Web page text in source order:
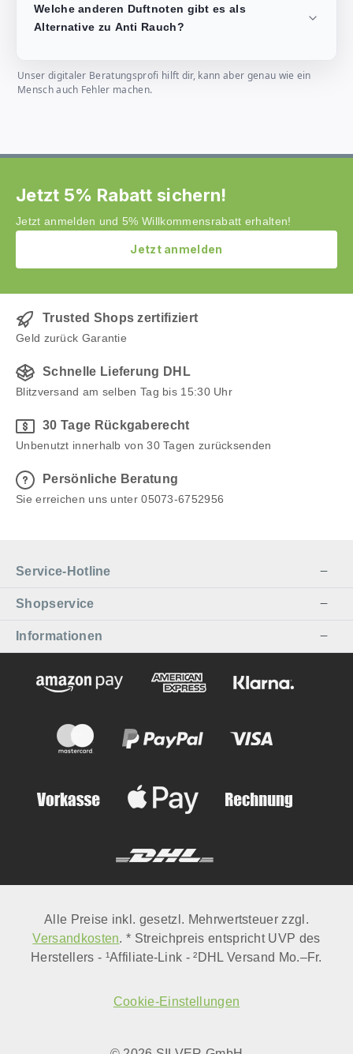
Welche anderen Duftnoten gibt es als
Alternative zu Anti Rauch?
Unser digitaler Beratungsprofi hilft dir, kann aber genau wie ein
Mensch auch Fehler machen.
Jetzt 5% Rabatt sichern!
Jetzt anmelden und 5% Willkommensrabatt erhalten!
Jetzt anmelden
Trusted Shops zertifiziert
Geld zurück Garantie
Schnelle Lieferung DHL
Blitzversand am selben Tag bis 15:30 Uhr
30 Tage Rückgaberecht
Unbenutzt innerhalb von 30 Tagen zurücksenden
Persönliche Beratung
Sie erreichen uns unter 05073-6752956
Service-Hotline
Shopservice
Informationen
Alle Preise inkl. gesetzl. Mehrwertsteuer zzgl.
Versandkosten. * Streichpreis entspricht UVP des
Herstellers - ¹Affiliate-Link - ²DHL Versand Mo.–Fr.
Cookie-Einstellungen